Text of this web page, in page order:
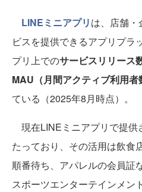
LINEミニアプリは、店舗
ビスを提供できるアプリプラ
プリ上でのサービスリリース
MAU（月間アクティブ利用
ている（2025年8月時点）。
現在LINEミニアプリで提供
たっており、その活用は飲食
順番待ち、アパレルの会員証
スポーツエンターテインメン